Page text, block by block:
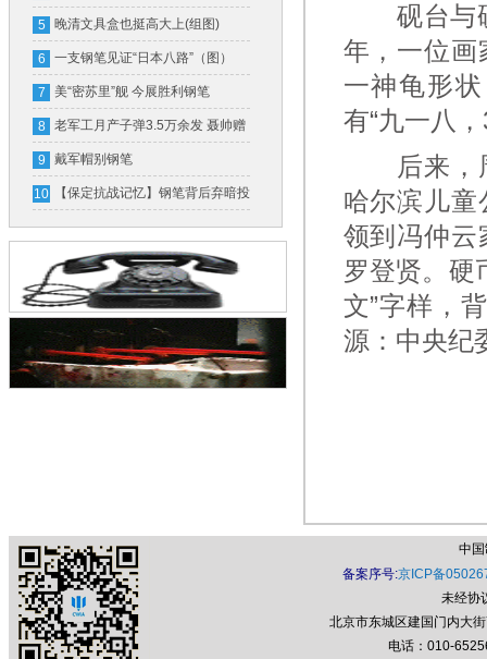
5 晚清文具盒也挺高大上(组图)
6 一支钢笔见证“日本八路”（图）
7 美“密苏里”舰 今展胜利钢笔
8 老军工月产子弹3.5万余发 聂帅赠
钢笔奖励
9 戴军帽别钢笔
10 【保定抗战记忆】钢笔背后弃暗投
明的故事（图）
砚台与硬
年，一位画
一神龟形
有“九一八
后来，周
哈尔滨儿
领到冯仲云
罗登贤。硬
文”字样，
源：中央纪
中
备案序号:京ICP备
未经协
北京市东城区建国门内大
电话：010-